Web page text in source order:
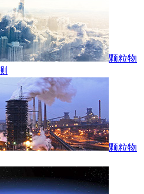
颗粒物
颗粒物